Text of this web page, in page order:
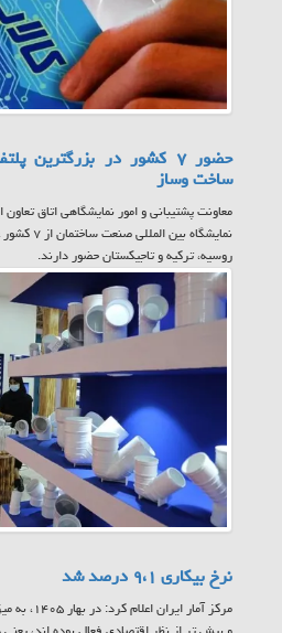
حضور ۷ کشور در بزرگترین
ساخت وساز
معاونت پشتیبانی و امور نمایشگاهی اتاق
نمایشگاه
روسیه، ترکیه و تاجیکستان حضور دارند.
نرخ بیکاری ۹،۱ درصد شد